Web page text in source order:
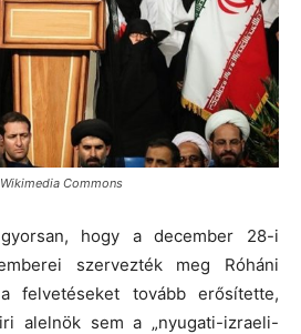
Commons
hogy a december 28-i
szervezték meg Róháni
felvetéseket tovább erősítette,
alelnök sem a „nyugati-izraeli-